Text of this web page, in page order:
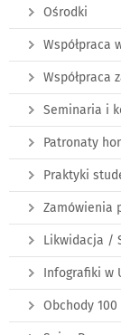
Ośrodki
Współpraca
Współpraca
Seminaria i
Patronaty
Praktyki
Zamówienia
Likwidacja /
Infografiki w
Obchody 100